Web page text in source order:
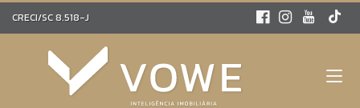
CRECI/SC 8.518-J